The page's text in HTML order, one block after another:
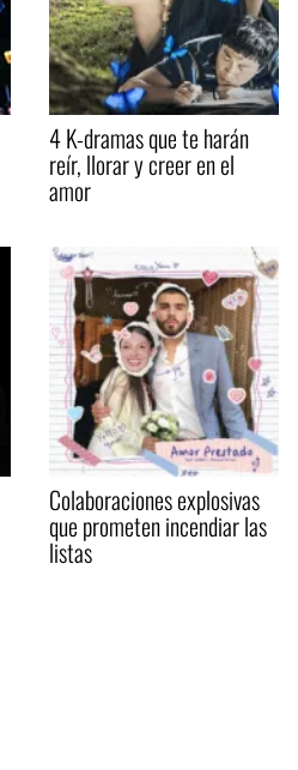
4 K-dramas que te harán
reír, llorar y creer en el
amor
Colaboraciones explosivas
que prometen incendiar las
listas